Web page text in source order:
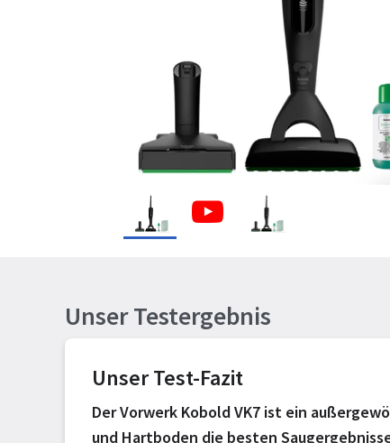
Unser Testergebnis
Unser Test-Fazit
Der Vorwerk Kobold VK7 ist ein
und Hartboden die besten